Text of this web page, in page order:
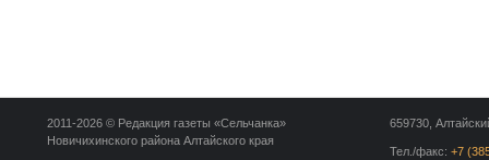
659730,
Тел./факс: +7
2011-2026 © Редакция газеты «Сельчанка»
Новичихинского района Алтайского края